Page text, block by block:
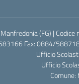
(FG) |
Fax: 0884/
Ufficio
Ufficio
Comune: